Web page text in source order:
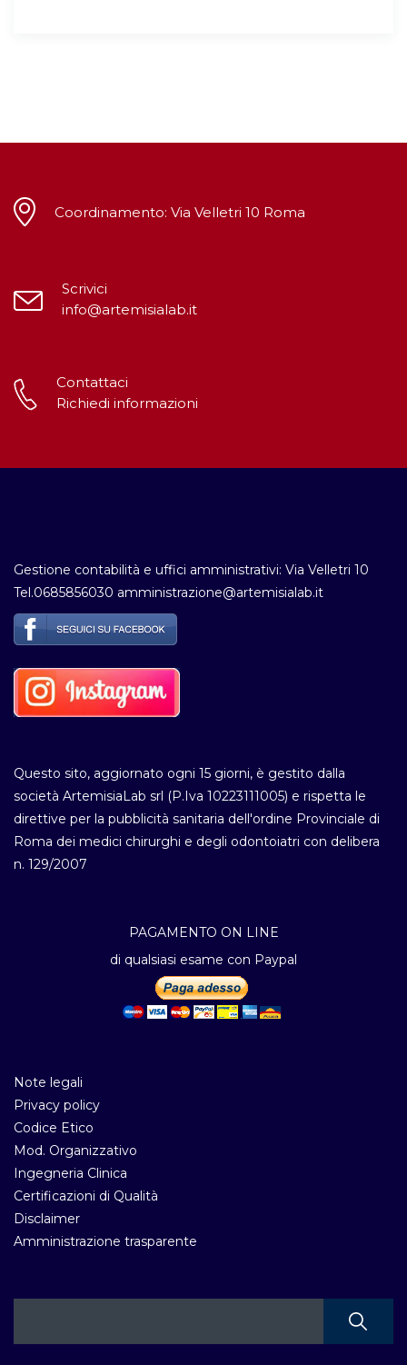
Coordinamento: Via Velletri 10 Roma
Scrivici
info@artemisialab.it
Contattaci
Richiedi informazioni
Gestione contabilità e uffici amministrativi: Via Velletri 10
Tel.0685856030 amministrazione@artemisialab.it
Questo sito, aggiornato ogni 15 giorni, è gestito dalla
società ArtemisiaLab srl (P.Iva 10223111005) e rispetta le
direttive per la pubblicità sanitaria dell'ordine Provinciale di
Roma dei medici chirurghi e degli odontoiatri con delibera
n. 129/2007
PAGAMENTO ON LINE
di qualsiasi esame con Paypal
Note legali
Privacy policy
Codice Etico
Mod. Organizzativo
Ingegneria Clinica
Certificazioni di Qualità
Disclaimer
Amministrazione trasparente